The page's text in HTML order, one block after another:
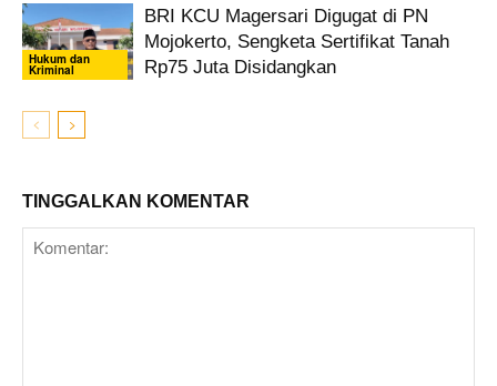
Hukum dan
Kriminal
BRI KCU Magersari Digugat di PN
Mojokerto, Sengketa Sertifikat Tanah
Rp75 Juta Disidangkan
TINGGALKAN KOMENTAR